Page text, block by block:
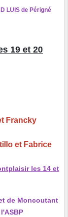
LUIS de Périgné
19 et 20
Francky
et Fabrice
les 14 et
de Moncoutant